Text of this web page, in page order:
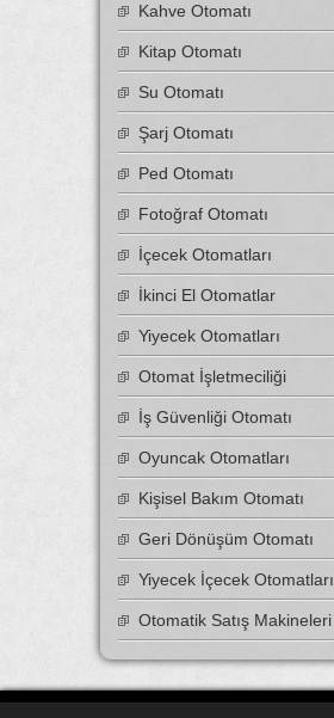
Kahve Otomatı
Kitap Otomatı
Su Otomatı
Şarj Otomatı
Ped Otomatı
Fotoğraf Otomatı
İçecek Otomatları
İkinci El Otomatlar
Yiyecek Otomatları
Otomat İşletmeciliği
İş Güvenliği Otomatı
Oyuncak Otomatları
Kişisel Bakım Otomatı
Geri Dönüşüm Otomatı
Yiyecek İçecek Otomatları
Otomatik Satış Makineleri